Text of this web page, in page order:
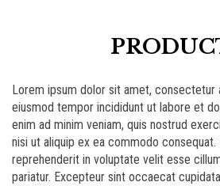
Lorem ipsum dolor sit amet, consectetur
eiusmod tempor incididunt ut labore et
enim ad minim veniam, quis nostrud
nisi ut aliquip ex ea commodo
reprehenderit in voluptate velit esse
pariatur. Excepteur sint occaecat